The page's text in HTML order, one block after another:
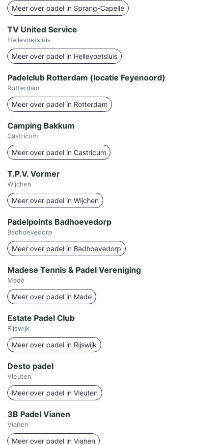
Meer over padel in Sprang-Capelle
TV United Service
Hellevoetsluis
Meer over padel in Hellevoetsluis
Padelclub Rotterdam (locatie Feyenoord)
Rotterdam
Meer over padel in Rotterdam
Camping Bakkum
Castricum
Meer over padel in Castricum
T.P.V. Vormer
Wijchen
Meer over padel in Wijchen
Padelpoints Badhoevedorp
Badhoevedorp
Meer over padel in Badhoevedorp
Madese Tennis & Padel Vereniging
Made
Meer over padel in Made
Estate Padel Club
Rijswijk
Meer over padel in Rijswijk
Desto padel
Vleuten
Meer over padel in Vleuten
3B Padel Vianen
Vianen
Meer over padel in Vianen